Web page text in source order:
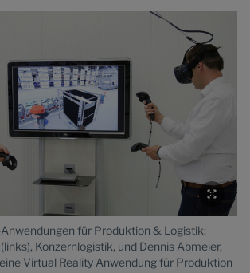
für Produktion & Logistik:
Konzernlogistik, und Dennis Abmeier,
Virtual Reality Anwendung für Produktion